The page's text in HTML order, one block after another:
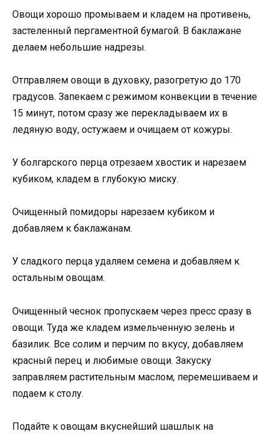
Овощи хорошо промываем и кладем на противень,
застеленный пергаментной бумагой. В баклажане
делаем небольшие надрезы.
Отправляем овощи в духовку, разогретую до 170
градусов. Запекаем с режимом конвекции в течение
15 минут, потом сразу же перекладываем их в
ледяную воду, остужаем и очищаем от кожуры.
У болгарского перца отрезаем хвостик и нарезаем
кубиком, кладем в глубокую миску.
Очищенный помидоры нарезаем кубиком и
добавляем к баклажанам.
У сладкого перца удаляем семена и добавляем к
остальным овощам.
Очищенный чеснок пропускаем через пресс сразу в
овощи. Туда же кладем измельченную зелень и
базилик. Все солим и перчим по вкусу, добавляем
красный перец и любимые овощи. Закуску
заправляем растительным маслом, перемешиваем и
подаем к столу.
Подайте к овощам вкуснейший шашлык на